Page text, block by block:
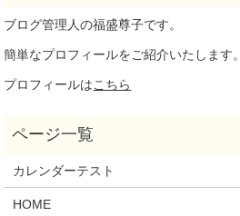
ブログ管理人の福盛尊子です。
簡単なプロフィールをご紹介いたします。
プロフィールはこちら
カレンダーテスト
HOME